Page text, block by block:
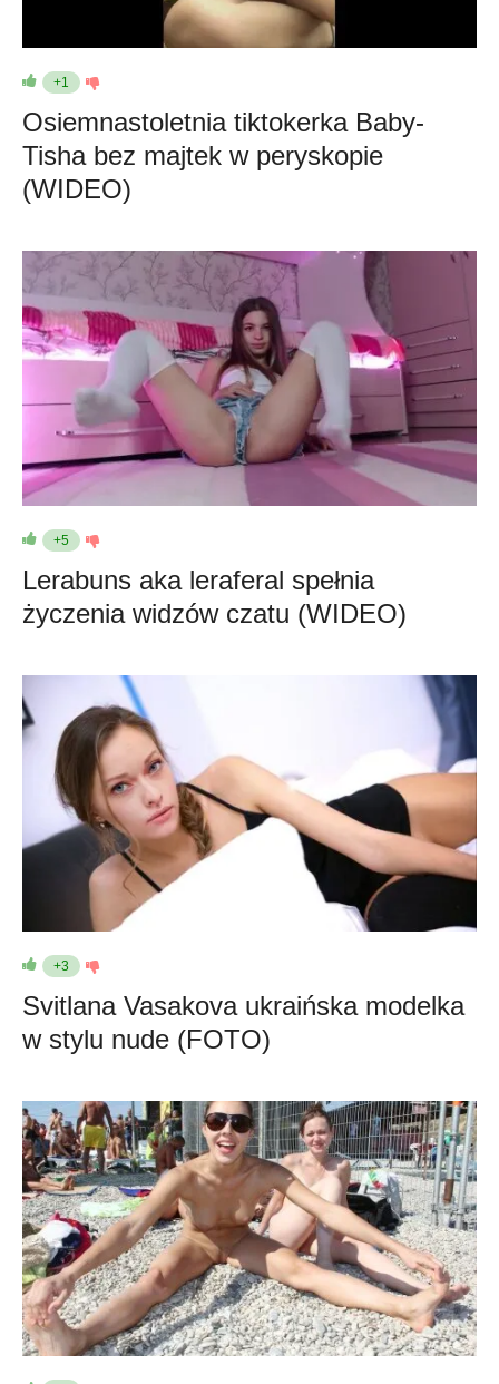
+1
Osiemnastoletnia tiktokerka Baby-
Tisha bez majtek w peryskopie
(WIDEO)
+5
Lerabuns aka leraferal spełnia
życzenia widzów czatu (WIDEO)
+3
Svitlana Vasakova ukraińska modelka
w stylu nude (FOTO)